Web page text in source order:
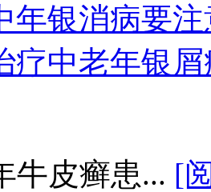
年银消病要
疗中老年银
皮癣患... [